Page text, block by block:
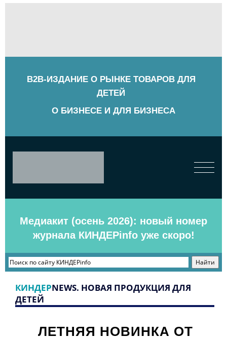
B2B-ИЗДАНИЕ О РЫНКЕ ТОВАРОВ ДЛЯ
ДЕТЕЙ
О БИЗНЕСЕ И ДЛЯ БИЗНЕСА
Медиакит (осень 2026): новый номер
журнала КИНДЕРinfo уже скоро!
КИНДЕРNEWS. НОВАЯ ПРОДУКЦИЯ ДЛЯ
ДЕТЕЙ
ЛЕТНЯЯ НОВИНКА ОТ